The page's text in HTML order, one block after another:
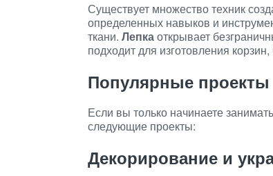
Существует множество техник
определенных навыков и
ткани. Лепкаоткрывает
подходит для изготовления
Популярные проекты
Если вы только начинаете
следующие проекты:
Декорирование и